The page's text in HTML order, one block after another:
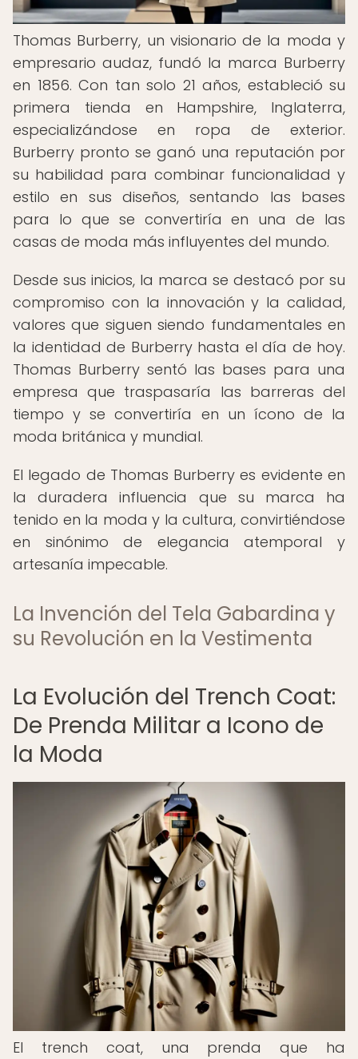
Thomas Burberry, un visionario de la moda y
empresario audaz, fundó la marca Burberry
en 1856. Con tan solo 21 años, estableció su
primera tienda en Hampshire, Inglaterra,
especializándose en ropa de exterior.
Burberry pronto se ganó una reputación por
su habilidad para combinar funcionalidad y
estilo en sus diseños, sentando las bases
para lo que se convertiría en una de las
casas de moda más influyentes del mundo.
Desde sus inicios, la marca se destacó por su
compromiso con la innovación y la calidad,
valores que siguen siendo fundamentales en
la identidad de Burberry hasta el día de hoy.
Thomas Burberry sentó las bases para una
empresa que traspasaría las barreras del
tiempo y se convertiría en un ícono de la
moda británica y mundial.
El legado de Thomas Burberry es evidente en
la duradera influencia que su marca ha
tenido en la moda y la cultura, convirtiéndose
en sinónimo de elegancia atemporal y
artesanía impecable.
La Invención del Tela Gabardina y
su Revolución en la Vestimenta
La Evolución del Trench Coat:
De Prenda Militar a Icono de
la Moda
El trench coat, una prenda que ha